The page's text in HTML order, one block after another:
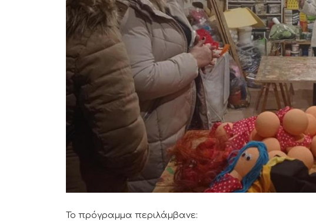
Το πρόγραμμα περιλάμβανε: